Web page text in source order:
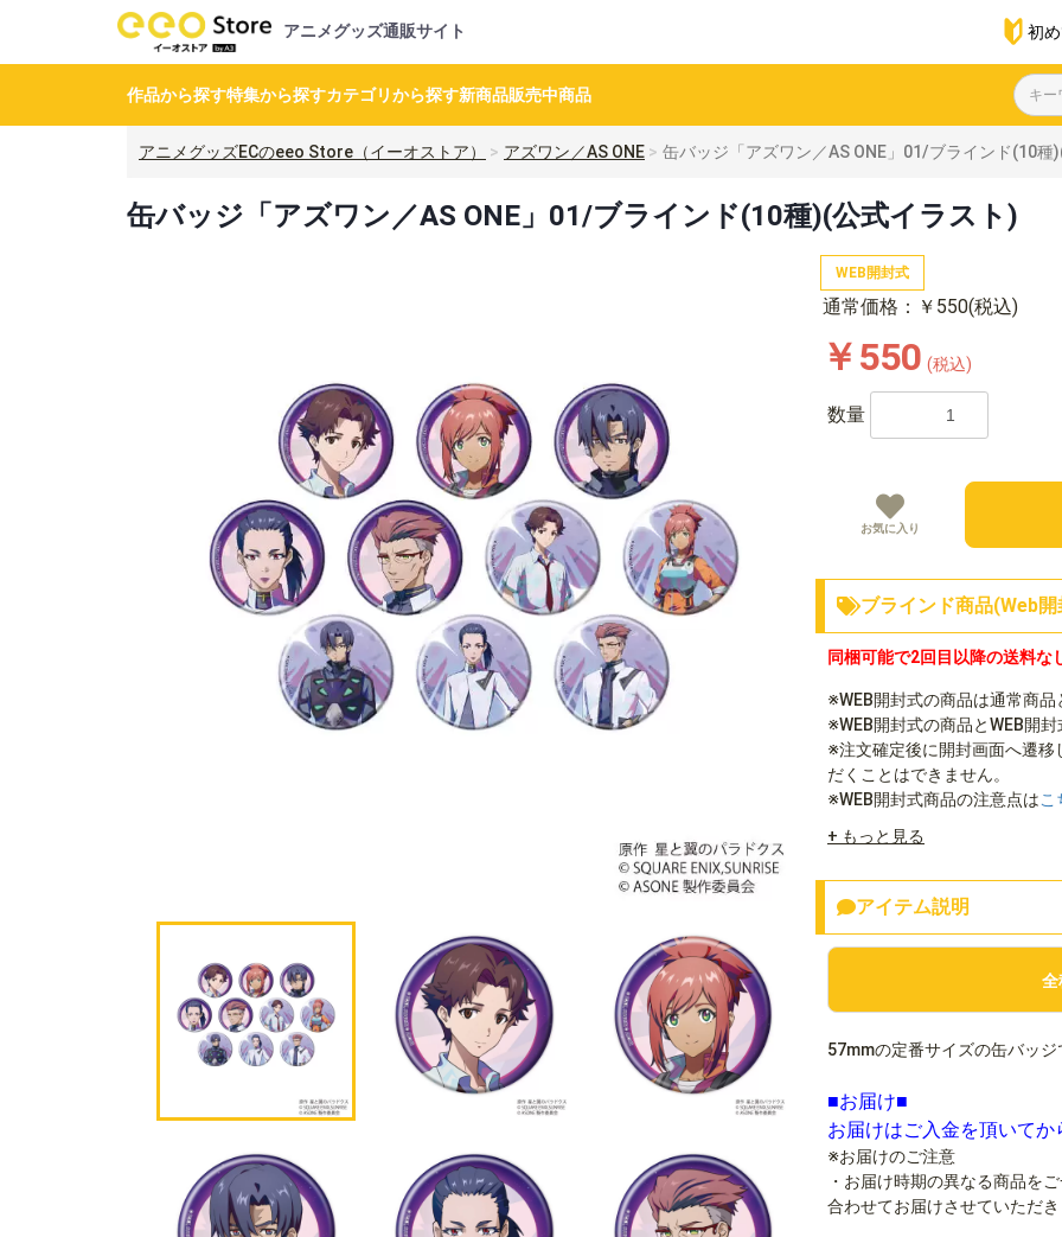
アニメグッズ通販サイト 初
作品から探す特集から探すカテゴリから探す新商品販売中商品
アニメグッズECのeeo Store（イーオストア） アズワン／AS ONE 缶バッジ「アズワン／AS ONE」01/ブラインド(10種
缶バッジ「アズワン／AS ONE」01/ブラインド(10種)(公式イラスト)
WEB開封式
通常価格：￥550(税込)
￥550 (税込)
お気に入り
数量
ブラインド商品(Web
同梱可能で2回目以降の送料な
※WEB開封式の商品は通常商
※WEB開封式の商品とWEB開
※注文確定後に開封画面へ遷
だくことはできません。
※WEB開封式商品の注意点はこ
+ もっと見る
アイテム説明
全
57mmの定番サイズの缶バッジ
■お届け■
お届けはご入金を頂いて
※お届けのご注意
・お届け時期の異なる商品を
合わせてお届けさせていただ